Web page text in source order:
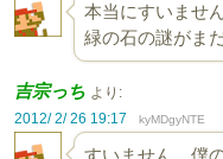
本当にすいませ
緑の石の謎がま
吉宗っち より:
2012/ 2/ 26 19:17
kyMDgyNTE
すいません 僕